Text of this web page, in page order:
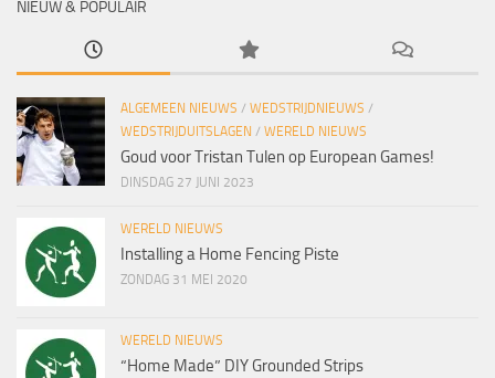
NIEUW & POPULAIR
ALGEMEEN NIEUWS / WEDSTRIJDNIEUWS /
WEDSTRIJDUITSLAGEN / WERELD NIEUWS
Goud voor Tristan Tulen op European Games!
DINSDAG 27 JUNI 2023
WERELD NIEUWS
Installing a Home Fencing Piste
ZONDAG 31 MEI 2020
WERELD NIEUWS
“Home Made” DIY Grounded Strips